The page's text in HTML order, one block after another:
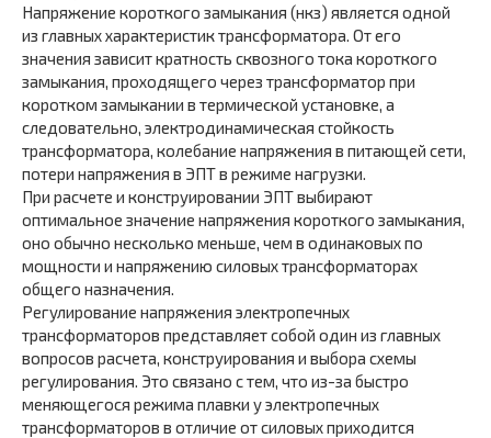
Напряжение короткого замыкания (нкз) является одной
из главных характеристик трансформатора. От его
значения зависит кратность сквозного тока короткого
замыкания, проходящего через трансформатор при
коротком замыкании в термической установке, а
следовательно, электродинамическая стойкость
трансформатора, колебание напряжения в питающей сети,
потери напряжения в ЭПТ в режиме нагрузки.
При расчете и конструировании ЭПТ выбирают
оптимальное значение напряжения короткого замыкания,
оно обычно несколько меньше, чем в одинаковых по
мощности и напряжению силовых трансформаторах
общего назначения.
Регулирование напряжения электропечных
трансформаторов представляет собой один из главных
вопросов расчета, конструирования и выбора схемы
регулирования. Это связано с тем, что из-за быстро
меняющегося режима плавки у электропечных
трансформаторов в отличие от силовых приходится